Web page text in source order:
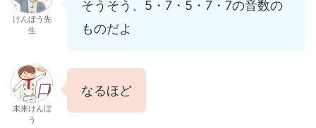
けんぼう先
生
そうそう、5・7・5・7・7の音数の
ものだよ
未来けんぼ
う
なるほど